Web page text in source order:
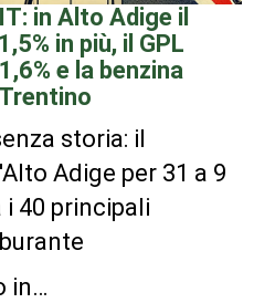
in Alto Adige il
in più, il GPL
e la benzina
storia: il
Adige per 31 a 9
40 principali
in…